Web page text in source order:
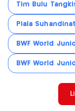
Tim Bulu
Piala
BWF World
BWF World